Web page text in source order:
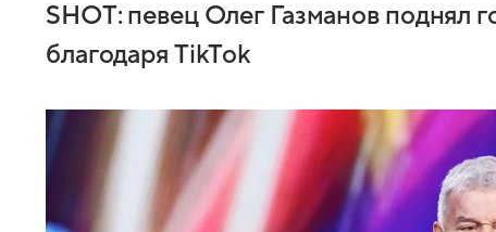
SHOT: певец Олег Газманов поднял
благодаря TikTok